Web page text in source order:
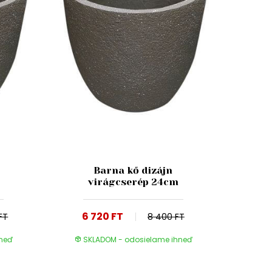
Barna kő dizájn
virágcserép 24cm
6 720 FT 8 400 FT
SKLADOM - odosielame ihneď